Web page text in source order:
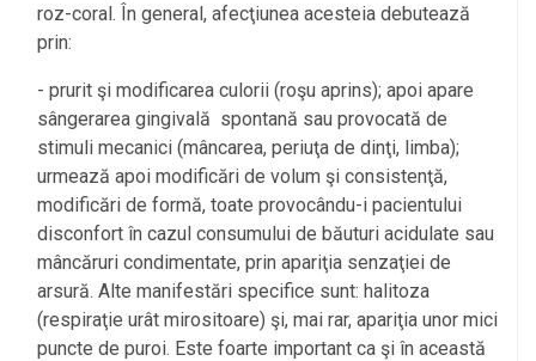
roz-coral. În general, afecţiunea acesteia debutează
prin:
- prurit şi modificarea culorii (roşu aprins); apoi apare
sângerarea gingivală spontană sau provocată de
stimuli mecanici (mâncarea, periuţa de dinţi, limba);
urmează apoi modificări de volum şi consistenţă,
modificări de formă, toate provocându-i pacientului
disconfort în cazul consumului de băuturi acidulate sau
mâncăruri condimentate, prin apariţia senzaţiei de
arsură. Alte manifestări specifice sunt: halitoza
(respiraţie urât mirositoare) şi, mai rar, apariţia unor mici
puncte de puroi. Este foarte important ca şi în această